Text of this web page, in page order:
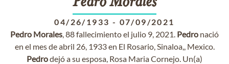
04/26/1933 - 07/09/2021
Pedro Morales, 88 fallecimiento el julio 9, 2021. Pedro nació
en el mes de abril 26, 1933 en El Rosario, Sinaloa,, Mexico.
Pedrodejó a su esposa, Rosa Maria Cornejo. Un(a)